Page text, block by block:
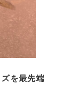
を最先端